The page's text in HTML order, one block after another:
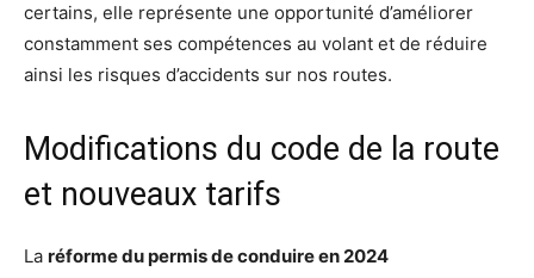
certains, elle représente une opportunité d’améliorer
constamment ses compétences au volant et de réduire
ainsi les risques d’accidents sur nos routes.
Modifications du code de la route
et nouveaux tarifs
La réforme du permis de conduire en 2024